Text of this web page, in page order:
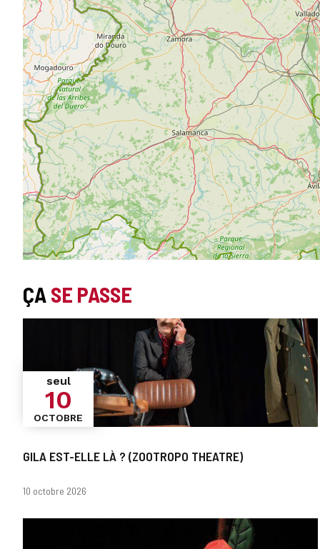
ÇASE PASSE
GILA EST-ELLE LÀ ? (ZOOTROPO THEATRE)
seul
10
OCTOBRE
Dates
10 octobre 2026